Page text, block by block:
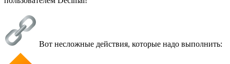
Вот несложные действия, которые надо выполнить: